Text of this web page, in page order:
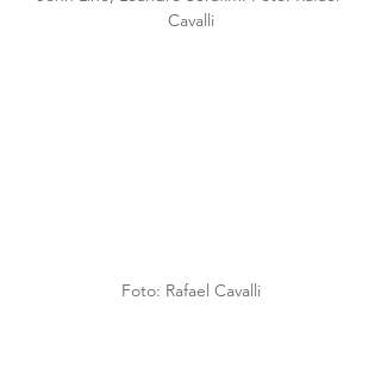
Cavalli
Foto: Rafael Cavalli